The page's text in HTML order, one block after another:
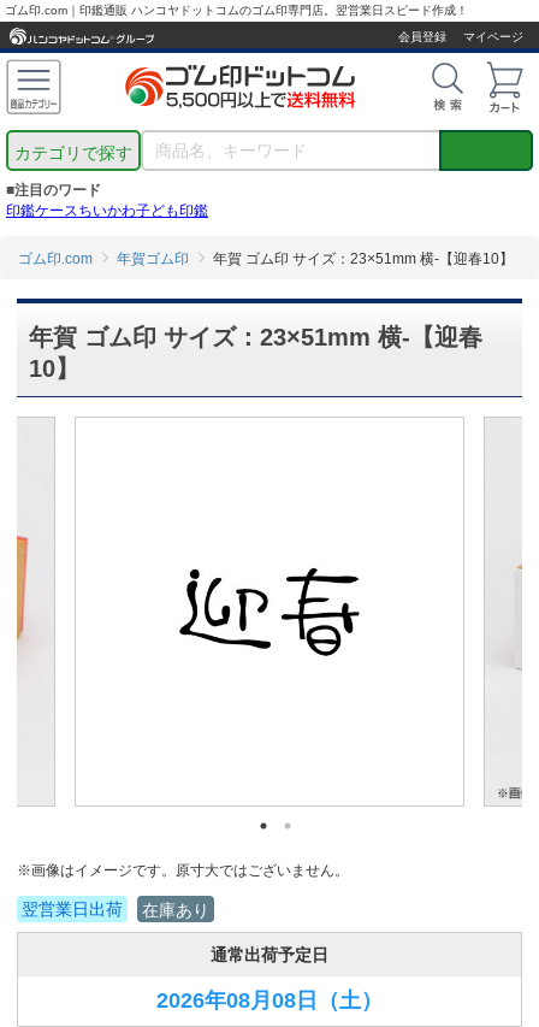
ゴム印.com｜印鑑通販 ハンコヤドットコムのゴム印専門店。翌営業日スピード作成！
会員登録
マイページ
カテゴリで探す
■注目のワード
印鑑ケースちいかわ子ども印鑑
ゴム印.com 年賀ゴム印 年賀 ゴム印 サイズ：23×51mm 横-【迎春10】
年賀 ゴム印 サイズ：23×51mm 横-【迎春
10】
※画像はイメージです。原寸大ではございません。
翌営業日出荷 在庫あり
通常出荷予定日
2026年08月08日 （土）